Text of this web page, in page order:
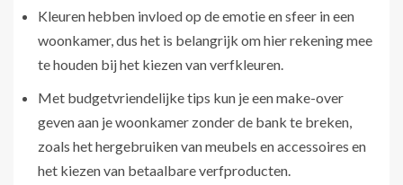
Kleuren hebben invloed op de emotie en sfeer in een
woonkamer, dus het is belangrijk om hier rekening mee
te houden bij het kiezen van verfkleuren.
Met budgetvriendelijke tips kun je een make-over
geven aan je woonkamer zonder de bank te breken,
zoals het hergebruiken van meubels en accessoires en
het kiezen van betaalbare verfproducten.